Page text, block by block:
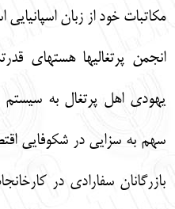
مكاتبات خود از زبان اسپانيايي
انجمن پرتغالي‏ها هسته‏اي
يهودي اهل پرتغال به سيستم
سهم به سزايي در شكوفايي
بازرگانان سفارادي در